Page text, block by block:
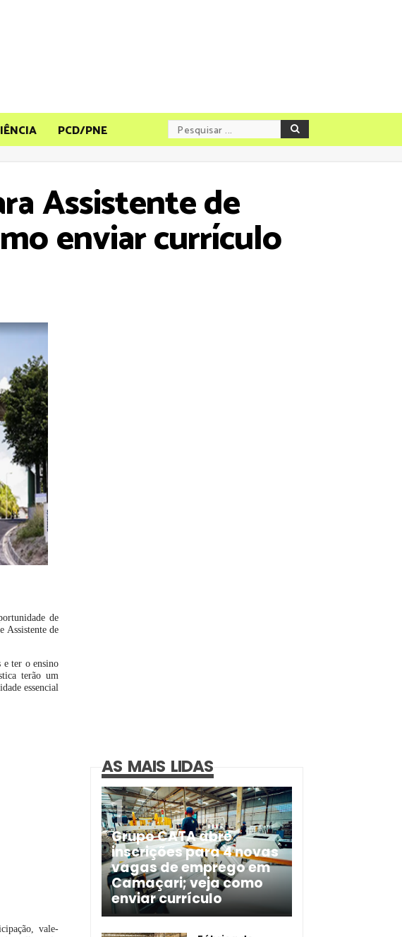
PCD/PNE
Assistente de
enviar currículo
de
Assistente de
e ter o ensino
terão um
essencial
vale-
AS MAIS LIDAS
Grupo CATA abre
inscrições para 4 novas
vagas de emprego em
Camaçari; veja como
enviar currículo